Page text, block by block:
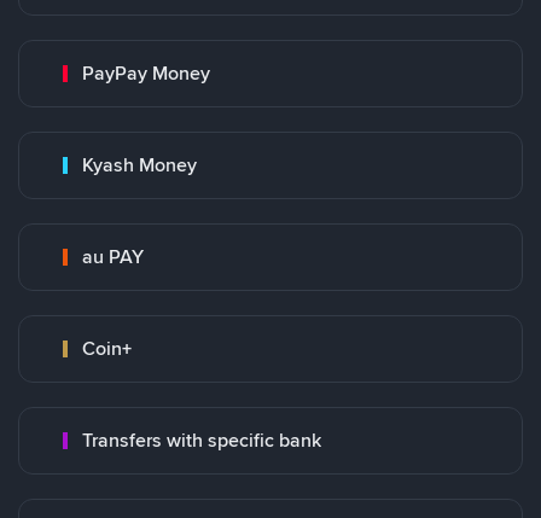
PayPay Money
Kyash Money
au PAY
Coin+
Transfers with specific bank